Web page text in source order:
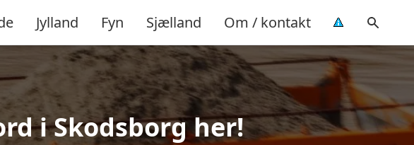
Jylland Fyn Sjælland Om / kontakt
i Skodsborg her!